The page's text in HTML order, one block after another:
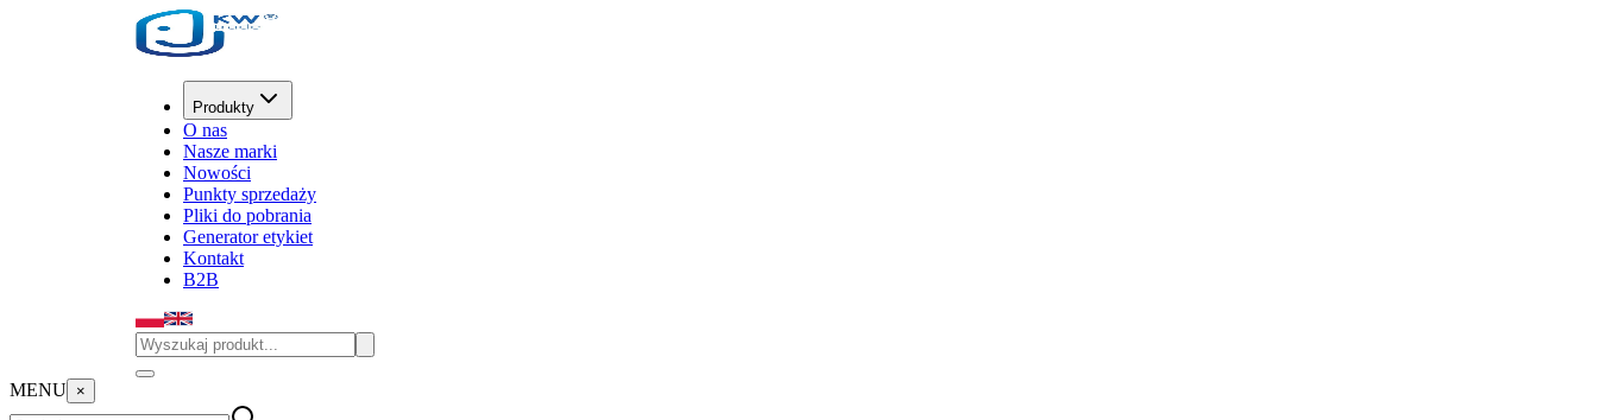
Produkty
O nas
Nasze marki
Nowości
Punkty sprzedaży
Pliki do pobrania
Generator etykiet
Kontakt
B2B
MENU ×